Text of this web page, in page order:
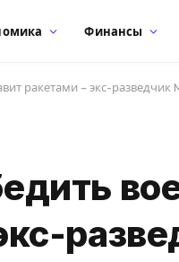
Финансы
ракетами – экс-разведчик